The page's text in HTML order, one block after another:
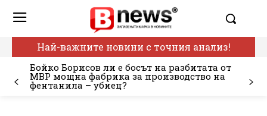
Най-важните новини с точния анализ!
Бойко Борисов ли е босът на разбитата от
МВР мощна фабрика за производство на
фентанила – убиец?